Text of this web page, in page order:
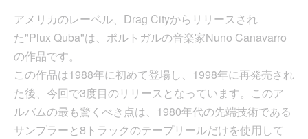
アメリカのレーベル、Drag Cityからリリースされ
た"Plux Quba"は、ポルトガルの音楽家Nuno Canavarro
の作品です。
この作品は1988年に初めて登場し、1998年に再発売され
た後、今回で3度目のリリースとなっています。このア
ルバムの最も驚くべき点は、1980年代の先端技術である
サンプラーと8トラックのテープリールだけを使用して